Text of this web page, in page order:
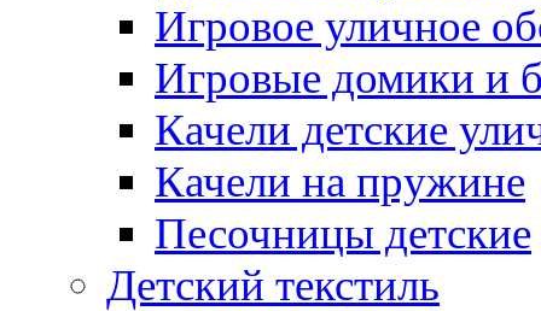
Игровое уличное
Игровые домики и
Качели детские
Качели на пружине
Песочницы детские
Детский текстиль